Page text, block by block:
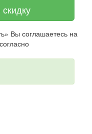
Вы соглашаетесь на